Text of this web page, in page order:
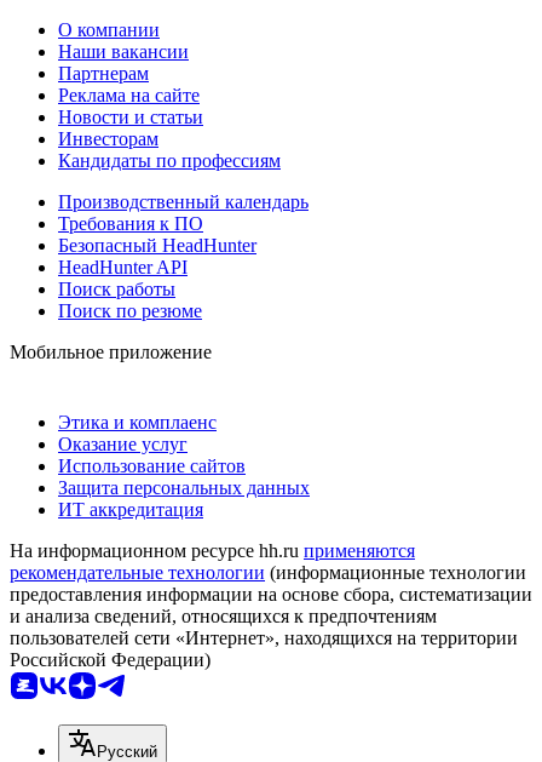
О компании
Наши вакансии
Партнерам
Реклама на сайте
Новости и статьи
Инвесторам
Кандидаты по профессиям
Производственный календарь
Требования к ПО
Безопасный HeadHunter
HeadHunter API
Поиск работы
Поиск по резюме
Мобильное приложение
Этика и комплаенс
Оказание услуг
Использование сайтов
Защита персональных данных
ИТ аккредитация
На информационном ресурсе hh.ru применяются
рекомендательные технологии (информационные технологии
предоставления информации на основе сбора, систематизации
и анализа сведений, относящихся к предпочтениям
пользователей сети «Интернет», находящихся на территории
Российской Федерации)
Русский